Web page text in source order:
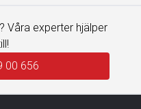
Våra experter hjälper
00 656